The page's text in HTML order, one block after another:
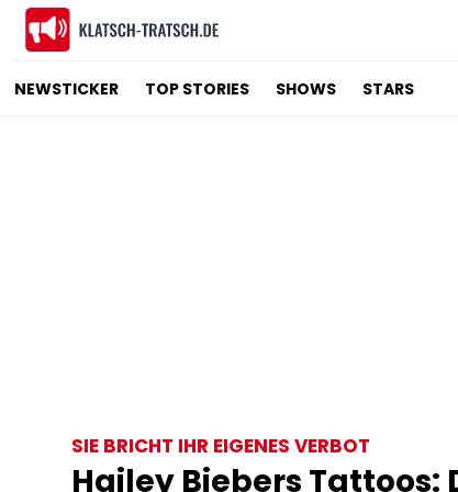
NEWSTICKER TOP STORIES SHOWS STARS
SIE BRICHT IHR EIGENES VERBOT
Hailey Biebers